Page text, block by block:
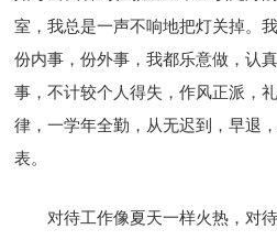
室，我总是一声不响地把灯关掉。
份内事，份外事，我都乐意做，认
事，不计较个人得失，作风正派，
律，一学年全勤，从无迟到，早退
表。
对待工作像夏天一样火热，对